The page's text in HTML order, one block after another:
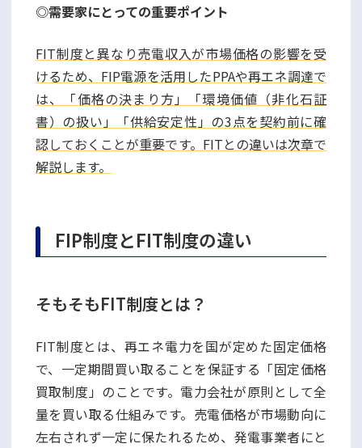
◎需要家にとっての重要ポイント
FIT制度と異なり売電収入が市場価格の影響を受
けるため、FIP電源を活用したPPAや再エネ調達で
は、「価格の決まり方」「環境価値（非化石証
書）の扱い」「供給安定性」の3点を契約前に確
認しておくことが重要です。FITとの違いは次章で
解説します。
FIP制度とFIT制度の違い
そもそもFIT制度とは？
FIT制度とは、再エネ電力を国が定めた固定価格
で、一定期間買い取ることを保証する「固定価格
買取制度」のことです。電力会社が原則として全
量を買い取る仕組みです。売電価格が市場動向に
左右されず一定に保たれるため、発電事業者にと